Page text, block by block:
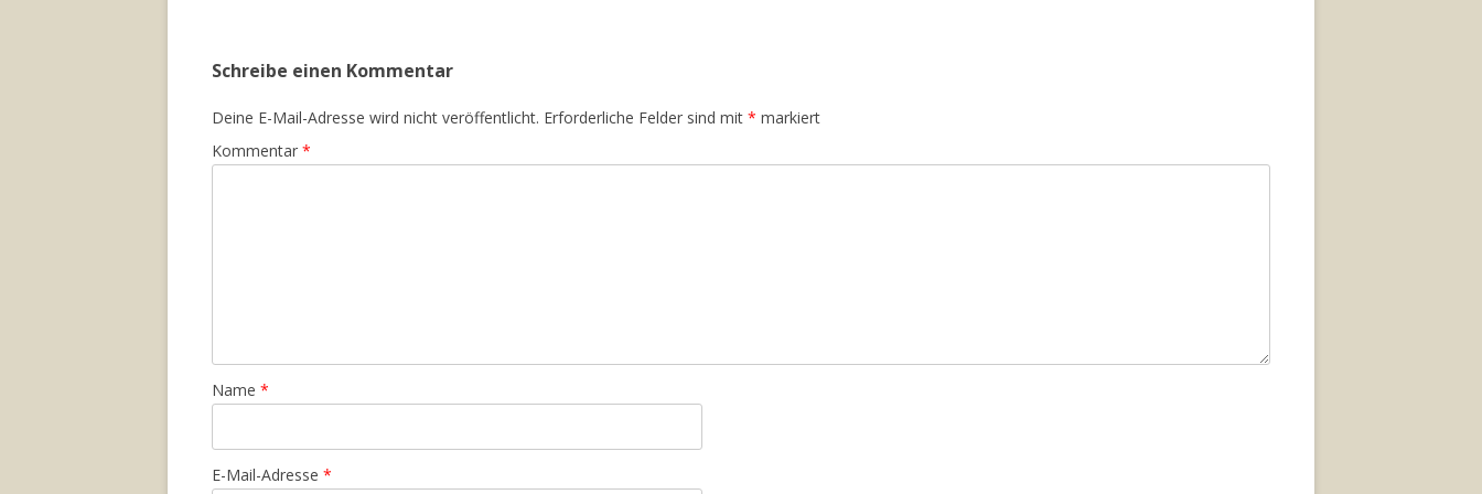
Schreibe einen Kommentar
Deine E-Mail-Adresse wird nicht veröffentlicht. Erforderliche Felder sind mit * markiert
Kommentar *
Name *
E-Mail-Adresse *